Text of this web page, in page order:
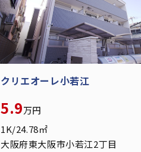
クリエオーレ小若江
5.9万円
1K/24.78㎡
大阪府東大阪市小若江2丁目